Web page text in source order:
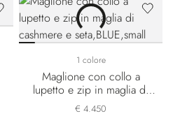
1 colore
Maglione con collo a
lupetto e zip in maglia di
cashmere e seta
€ 4.450